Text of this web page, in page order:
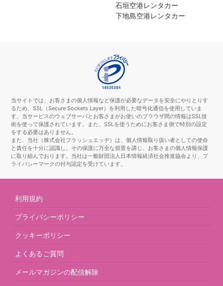
石垣空港レンタカー
下地島空港レンタカー
当サイトでは、お客さまの個人情報など保護が必要なデータを安全にやりとりす
るため、SSL（Secure Sockets Layer）を利用した暗号化通信を使用していま
す。当サービスのウェブサーバとお客さまがお使いのブラウザ間の情報はSSL技
術を使って保護されています。また、SSLを使うためにお客さま側で特別の設定
をする必要はありません。
また、当社（株式会社フラッシュエッヂ）は、個人情報取り扱い者としての使命
と責任を十分に認識し、その保護に万全な措置を講じ、お客さまの個人情報保護
に取り組んでおります。当社は一般財団法人日本情報経済社会推進協会より、プ
ライバシーマークの付与認定を受けています。
利用規約
プライバシーポリシー
クッキーポリシー
よくあるご質問
メールマガジンの配信解除